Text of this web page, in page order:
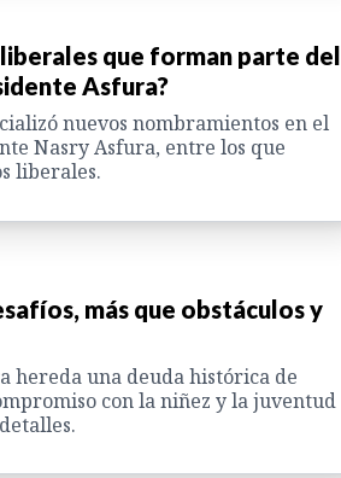
que forman parte del
Asfura?
nuevos nombramientos en el
Nasry Asfura, entre los que
liberales.
más que obstáculos y
hereda una deuda histórica de
con la niñez y la juventud